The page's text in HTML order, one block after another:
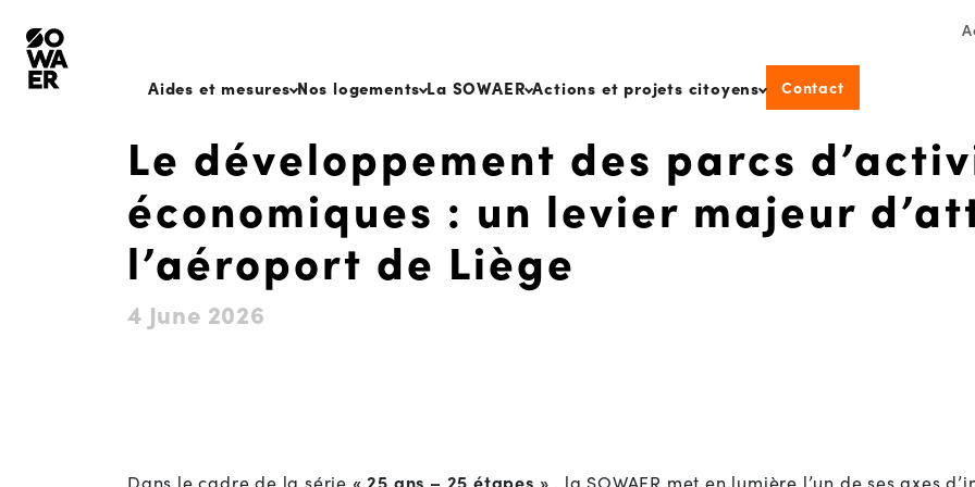
Aides et mesures Nos logements La SOWAER Actions et projets citoyens Contact
Le développement des parcs
économiques : un levier majeur
l’aéroport de Liège
4 June 2026
Dans le cadre de la série « 25 ans – 25 étapes » , la SOWAER met en lumière l’un de ses axes